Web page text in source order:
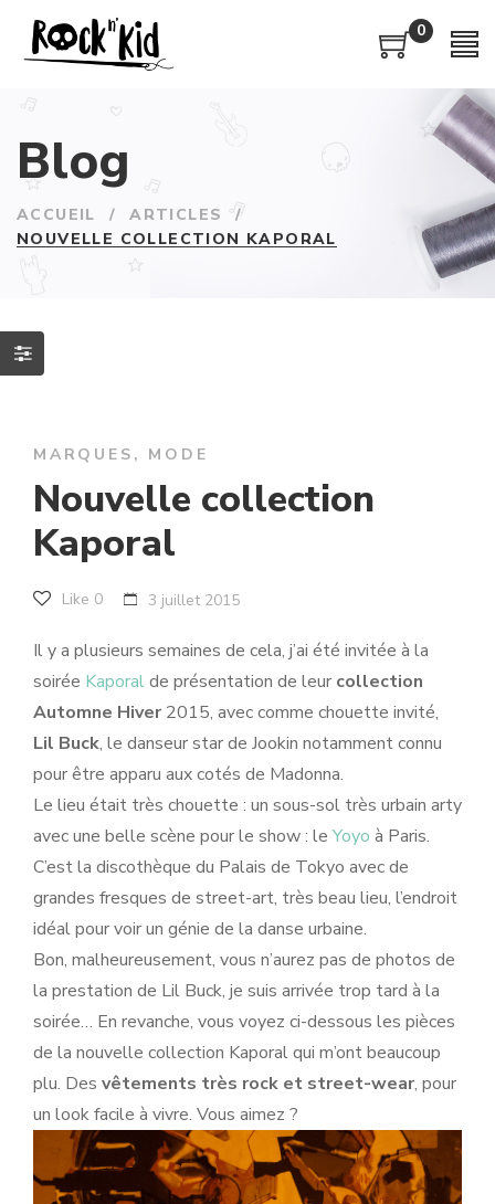
0
Blog
ACCUEIL / ARTICLES
/
NOUVELLE COLLECTION KAPORAL
MARQUES , MODE
Nouvelle collection
Kaporal
Like 0 3 juillet 2015
Il y a plusieurs semaines de cela, j’ai été invitée à la
soirée Kaporalde présentation de leur collection
Automne Hiver 2015, avec comme chouette invité,
Lil Buck, le danseur star de Jookin notamment connu
pour être apparu aux cotés de Madonna.
Le lieu était très chouette : un sous-sol très urbain arty
avec une belle scène pour le show : leYoyo à Paris.
C’est la discothèque du Palais de Tokyo avec de
grandes fresques de street-art, très beau lieu, l’endroit
idéal pour voir un génie de la danse urbaine.
Bon, malheureusement, vous n’aurez pas de photos de
la prestation de Lil Buck, je suis arrivée trop tard à la
soirée… En revanche, vous voyez ci-dessous les pièces
de la nouvelle collection Kaporal qui m’ont beaucoup
plu. Des vêtements très rock et street-wear, pour
un look facile à vivre. Vous aimez ?